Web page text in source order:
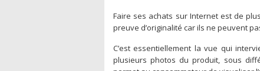
Faire ses achats sur Internet est de
preuve d’originalité car ils ne peuvent
C’est essentiellement la vue qui
plusieurs photos du produit, sous